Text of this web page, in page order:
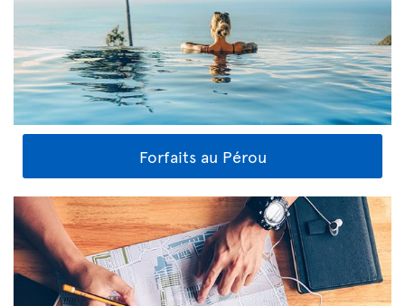
Forfaits au Pérou